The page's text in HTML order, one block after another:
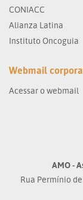
CONIACC
Alianza Latina
Instituto Oncoguia
Webmail
Acessar o webmail
AMO -
Rua Permínio de